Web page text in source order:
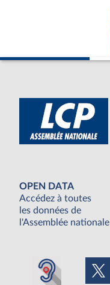
OPEN DATA
Accédez à toutes
les données de
l'Assemblée nationale